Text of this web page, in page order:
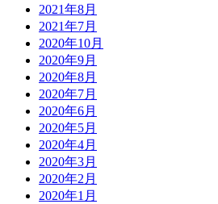
2021年8月
2021年7月
2020年10月
2020年9月
2020年8月
2020年7月
2020年6月
2020年5月
2020年4月
2020年3月
2020年2月
2020年1月